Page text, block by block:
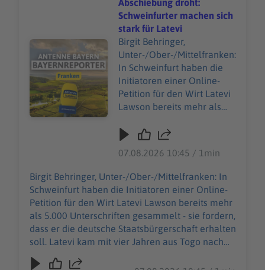
sollen jetzt weitere
Fördermöglichkeiten
geprüft werden, um den
städtischen Zuschuss für
das 85-Millionen-Euro-
Projekt möglichst noch zu
senken.
Fördermöglichkeiten geprüft werden, um den
städtischen Zuschuss für das 85-Millionen-Euro-
Projekt möglichst noch zu senken.
Audiotitel - Abschiebung droht: Schweinfurter machen
Abschiebung droht:
Schweinfurter machen sich
stark für Latevi
Birgit Behringer,
Unter-/Ober-/Mittelfranken:
In Schweinfurt haben die
Initiatoren einer Online-
Petition für den Wirt Latevi
Lawson bereits mehr als
gesammelt - sie fordern,
Staatsbürgerschaft erhalten
soll. Latevi kam mit vier
Jahren aus Togo nach
Deutschland, zusammen
mit seiner Mutter und
seiner Schwester.
Inzwischen betreibt er seit
mehr als acht Jahren ein
07.08.2026 10:45 / 1min
Birgit Behringer, Unter-/Ober-/Mittelfranken: In
Schweinfurt haben die Initiatoren einer Online-
Petition für den Wirt Latevi Lawson bereits mehr
als 5.000 Unterschriften gesammelt - sie fordern,
dass er die deutsche Staatsbürgerschaft erhalten
soll. Latevi kam mit vier Jahren aus Togo nach
Deutschland, zusammen mit seiner Mutter und
seiner Schwester. Inzwischen betreibt er seit